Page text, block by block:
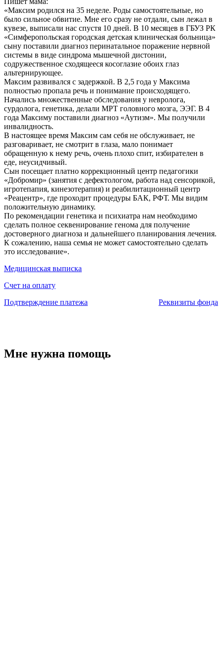
«Максим родился на 35 неделе. Роды самостоятельные, но
было сильное обвитие. Мне его сразу не отдали, сын лежал в
кувезе, выписали нас спустя 10 дней. В 10 месяцев в ГБУЗ РК
«Симферопольская городская детская клиническая больница»
сыну поставили диагноз перинатальное поражение нервной
системы в виде синдрома мышечной дистонии,
содружественное сходящееся косоглазие обоих глаз
альтернирующее.
Максим развивался с задержкой. В 2,5 года у Максима
полностью пропала речь и понимание происходящего.
Начались множественные обследования у невролога,
сурдолога, генетика, делали МРТ головного мозга, ЭЭГ. В 4
года Максиму поставили диагноз «Аутизм». Мы получили
инвалидность.
В настоящее время Максим сам себя не обслуживает, не
разговаривает, не смотрит в глаза, мало понимает
обращенную к нему речь, очень плохо спит, избирателен в
еде, неусидчивый.
Сын посещает платно коррекционный центр педагогики
«Добромир» (занятия с дефектологом, работа над сенсорикой,
игротепапия, кинезотерапия) и реабилитационный центр
«Реацентр», где проходит процедуры БАК, РФТ. Мы видим
положительную динамику.
По рекомендации генетика и психиатра нам необходимо
сделать полное секвенирование генома для получение
достоверного диагноза и дальнейшего планирования лечения.
К сожалению, наша семья не может самостоятельно сделать
это исследование».
Медицинская выписка
Счет на оплату
Подтверждение платежа
Реквизиты фонда
Мне нужна помощь